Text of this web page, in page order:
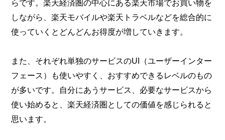
らです。楽天経済圏の中心にある楽天市場でお買い物を
しながら、楽天モバイルや楽天トラベルなどを総合的に
使っていくとどんどんお得度が増していきます。
また、それぞれ単独のサービスのUI（ユーザーインター
フェース）も使いやすく、おすすめできるレベルのもの
が多いです。自分にあうサービス、必要なサービスから
使い始めると、楽天経済圏としての価値を感じられると
思います。